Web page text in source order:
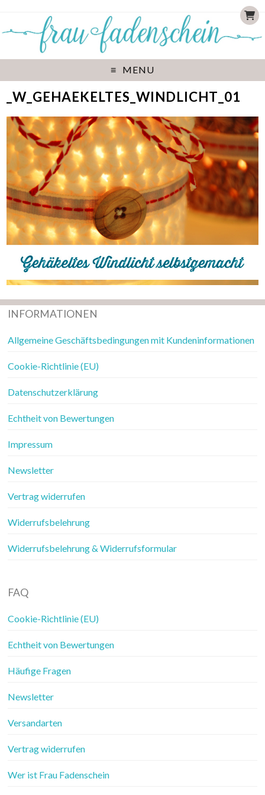
MENU
_W_GEHAEKELTES_WINDLICHT_01
INFORMATIONEN
Allgemeine Geschäftsbedingungen mit Kundeninformationen
Cookie-Richtlinie (EU)
Datenschutzerklärung
Echtheit von Bewertungen
Impressum
Newsletter
Vertrag widerrufen
Widerrufsbelehrung
Widerrufsbelehrung & Widerrufsformular
FAQ
Cookie-Richtlinie (EU)
Echtheit von Bewertungen
Häufige Fragen
Newsletter
Versandarten
Vertrag widerrufen
Wer ist Frau Fadenschein